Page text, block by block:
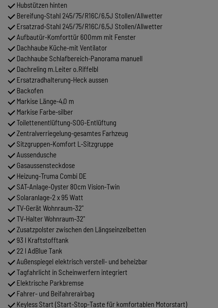
Hubstützen hinten
Bereifung-Stahl 245/75/R16C/6,5J Stollen/Allwetter
Ersatzrad-Stahl 245/75/R16C/6,5J Stollen/Allwetter
Aufbautür-Komforttür 600mm mit Fenster
Dachhaube Küche-mit Ventilator
Dachhaube Schlafbereich-Panorama manuell
Dachreling m.Leiter o.Riffelbl
Ersatzradhalterung-Heck aussen
Backofen
Markise Länge-4,0 m
Markise Farbe-silber
Toilettenentlüftung-SOG-Entlüftung
Zentralverriegelung-gesamtes Farhzeug
Sitzgruppen-Komfort L-Sitzgruppe
Aussendusche
Gasaussensteckdose
Heizung-Truma Combi DE
SAT-Anlage-Oyster 80cm Vision-Twin
Solaranlage-2 x 95 Watt
TV-Gerät Wohnraum-32"
TV-Halter Wohnraum-32"
Zusatzpolster zwischen den Längseinzelbetten
93 l Kraftstofftank
22 l AdBlue Tank
Außenspiegel elektrisch verstell- und beheizbar
Tagfahrlicht in Scheinwerfern integriert
Elektrische Parkbremse
Fahrer- und Beifahrerairbag
Keyless Start (Start-Stop-Taste für komfortablen Motorstart)